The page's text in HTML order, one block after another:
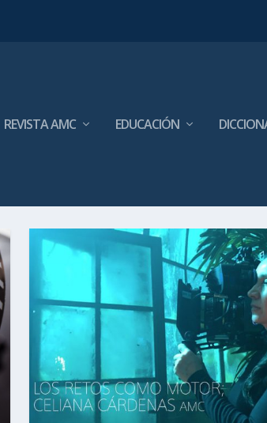
REVISTA AMC EDUCACIÓN